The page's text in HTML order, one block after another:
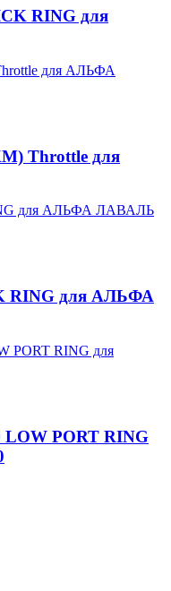
RING для
Throttle для
для АЛЬФА
PORT RING